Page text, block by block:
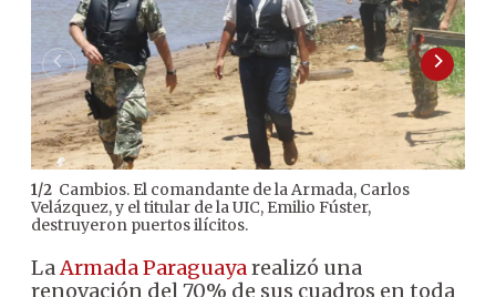
1/2 Cambios. El comandante de la Armada, Carlos
Velázquez, y el titular de la UIC, Emilio Fúster,
destruyeron puertos ilícitos.
LaArmada Paraguayarealizó una
renovación del 70% de sus cuadros en toda